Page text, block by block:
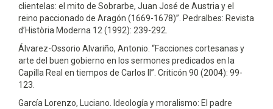
clientelas: el mito de Sobrarbe, Juan José de Austria y el
reino paccionado de Aragón (1669-1678)”. Pedralbes: Revista
d’Història Moderna 12 (1992): 239-292.
Álvarez-Ossorio Alvariño, Antonio. “Facciones cortesanas y
arte del buen gobierno en los sermones predicados en la
Capilla Real en tiempos de Carlos II”. Criticón 90 (2004): 99-
123.
García Lorenzo, Luciano. Ideología y moralismo: El padre